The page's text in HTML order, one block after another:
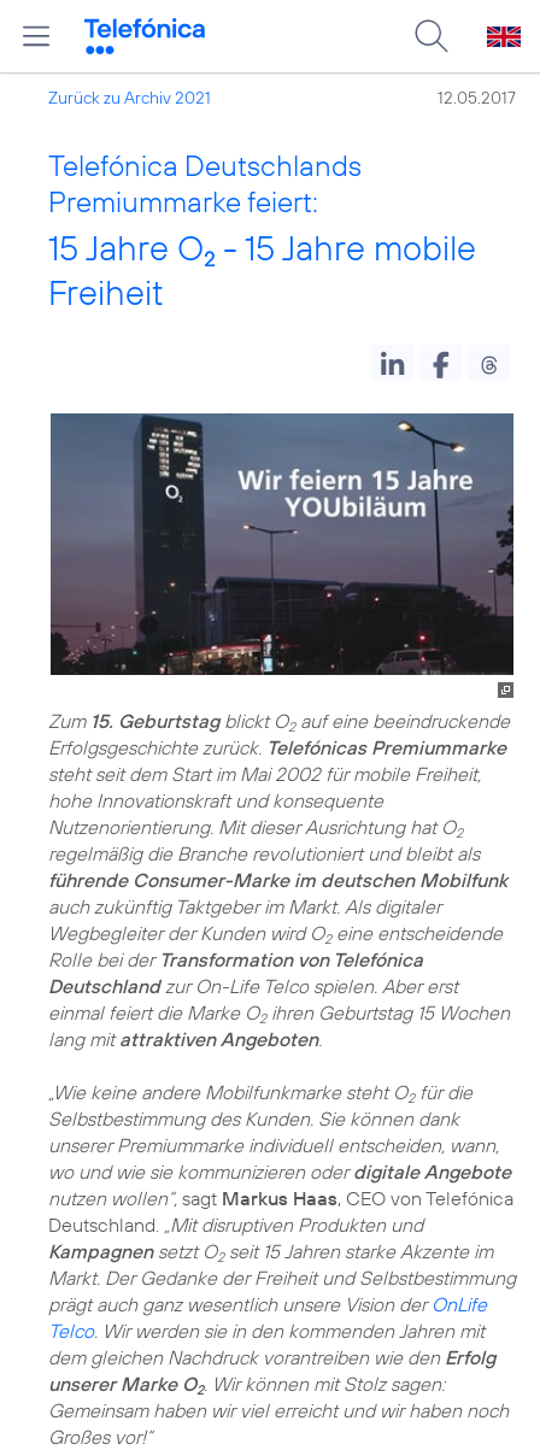
Zurück zu Archiv 2021 12.05.2017
Telefónica Deutschlands
Premiummarke feiert:
15 Jahre O2 - 15 Jahre mobile
Freiheit
Zum 15. Geburtstagblickt O2auf eine beeindruckende
Erfolgsgeschichte zurück. Telefónicas Premiummarke
steht seit dem Start im Mai 2002 für mobile Freiheit,
hohe Innovationskraft und konsequente
Nutzenorientierung. Mit dieser Ausrichtung hat O2
regelmäßig die Branche revolutioniert und bleibt als
führende Consumer-Marke im deutschen Mobilfunk
auch zukünftig Taktgeber im Markt. Als digitaler
Wegbegleiter der Kunden wird O2eine entscheidende
Rolle bei der Transformation von Telefónica
Deutschlandzur On-Life Telco spielen. Aber erst
einmal feiert die Marke O2ihren Geburtstag 15 Wochen
lang mitattraktiven Angeboten.
„Wie keine andere Mobilfunkmarke steht O2für die
Selbstbestimmung des Kunden. Sie können dank
unserer Premiummarke individuell entscheiden, wann,
wo und wie sie kommunizieren oderdigitale Angebote
nutzen wollen“, sagt Markus Haas, CEO von Telefónica
Deutschland.
„Mit disruptiven Produkten und
Kampagnensetzt O2seit 15 Jahren starke Akzente im
Markt. Der Gedanke der Freiheit und Selbstbestimmung
prägt auch ganz wesentlich unsere Vision der OnLife
Telco. Wir werden sie in den kommenden Jahren mit
dem gleichen Nachdruck vorantreiben wie den Erfolg
unserer Marke O2. Wir können mit Stolz sagen:
Gemeinsam haben wir viel erreicht und wir haben noch
Großes vor!“